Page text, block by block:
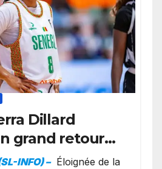
Dillard
grand retour
?
INFO) – Éloignée de la